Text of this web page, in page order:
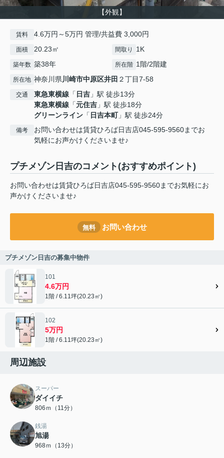
【外観】
賃料 4.6万円～5万円 管理/共益費 3,000円
面積 20.23㎡ 間取り 1K
築年数 築38年 所在階 1階/2階建
所在地 神奈川県川崎市中原区井田 ２丁目7-58
交通 東急東横線 「 日吉 」駅 徒歩13分
東急東横線 「元住吉 」駅 徒歩18分
グリーンライン 「 日吉本町」駅 徒歩24分
備考
お問い合わせは賃貸ひろば日吉店045-595-9560までお
気軽にお声かけくださいませ♪
プチメゾン日吉のコメント(おすすめポイント)
お問い合わせは賃貸ひろば日吉店045-595-9560までお気軽にお
声かけくださいませ♪
無料 お問い合わせ
プチメゾン日吉の募集中物件
101
4.6万円
1階 / 6.11坪(20.23㎡)
102
5万円
1階 / 6.11坪(20.23㎡)
周辺施設
スーパー
ダイイチ
806ｍ（11分）
銭湯
旭湯
968ｍ（13分）